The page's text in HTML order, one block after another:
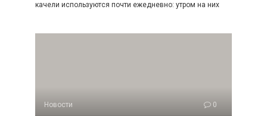
качели используются почти ежедневно: утром на них
Новости 0